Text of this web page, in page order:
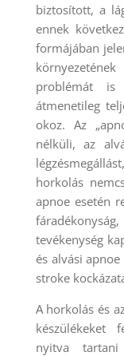
biztosított, a
ennek
formájában
problémát
átmenetileg
okoz. Az
nélküli, az
horkolás
apnoe esetén
tevékenység
és alvási
stroke
A horkolás és
készülékeket
nyitva